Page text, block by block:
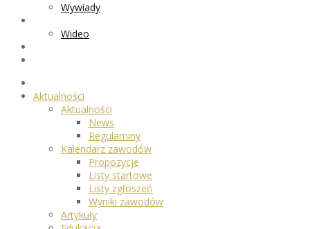
Wywiady
Wideo
Aktualności
Aktualności
News
Regulaminy
Kalendarz zawodów
Propozycje
Listy startowe
Listy zgłoszeń
Wyniki zawodów
Artykuły